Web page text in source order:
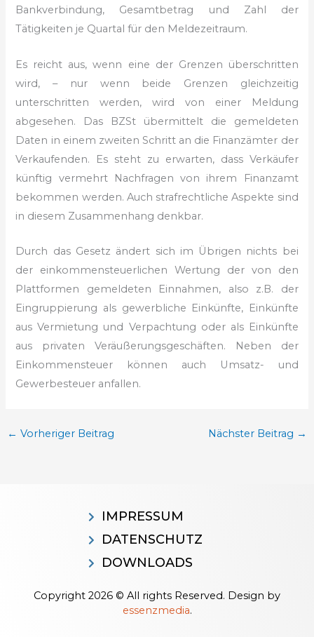
Bankverbindung, Gesamtbetrag und Zahl der
Tätigkeiten je Quartal für den Meldezeitraum.
Es reicht aus, wenn eine der Grenzen überschritten
wird, – nur wenn beide Grenzen gleichzeitig
unterschritten werden, wird von einer Meldung
abgesehen. Das BZSt übermittelt die gemeldeten
Daten in einem zweiten Schritt an die Finanzämter der
Verkaufenden. Es steht zu erwarten, dass Verkäufer
künftig vermehrt Nachfragen von ihrem Finanzamt
bekommen werden. Auch strafrechtliche Aspekte sind
in diesem Zusammenhang denkbar.
Durch das Gesetz ändert sich im Übrigen nichts bei
der einkommensteuerlichen Wertung der von den
Plattformen gemeldeten Einnahmen, also z.B. der
Eingruppierung als gewerbliche Einkünfte, Einkünfte
aus Vermietung und Verpachtung oder als Einkünfte
aus privaten Veräußerungsgeschäften. Neben der
Einkommensteuer können auch Umsatz- und
Gewerbesteuer anfallen.
← Vorheriger Beitrag Nächster Beitrag →
IMPRESSUM
DATENSCHUTZ
DOWNLOADS
Copyright 2026 © All rights Reserved. Design by
essenzmedia.